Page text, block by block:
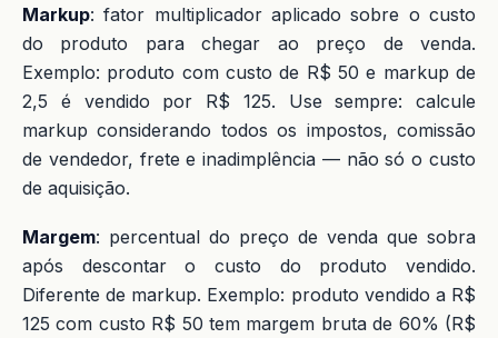
Markup: fator multiplicador aplicado sobre o custo
do produto para chegar ao preço de venda.
Exemplo: produto com custo de R$ 50 e markup de
2,5 é vendido por R$ 125. Use sempre: calcule
markup considerando todos os impostos, comissão
de vendedor, frete e inadimplência — não só o custo
de aquisição.
Margem: percentual do preço de venda que sobra
após descontar o custo do produto vendido.
Diferente de markup. Exemplo: produto vendido a R$
125 com custo R$ 50 tem margem bruta de 60% (R$